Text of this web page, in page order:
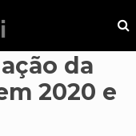
da
2020 e